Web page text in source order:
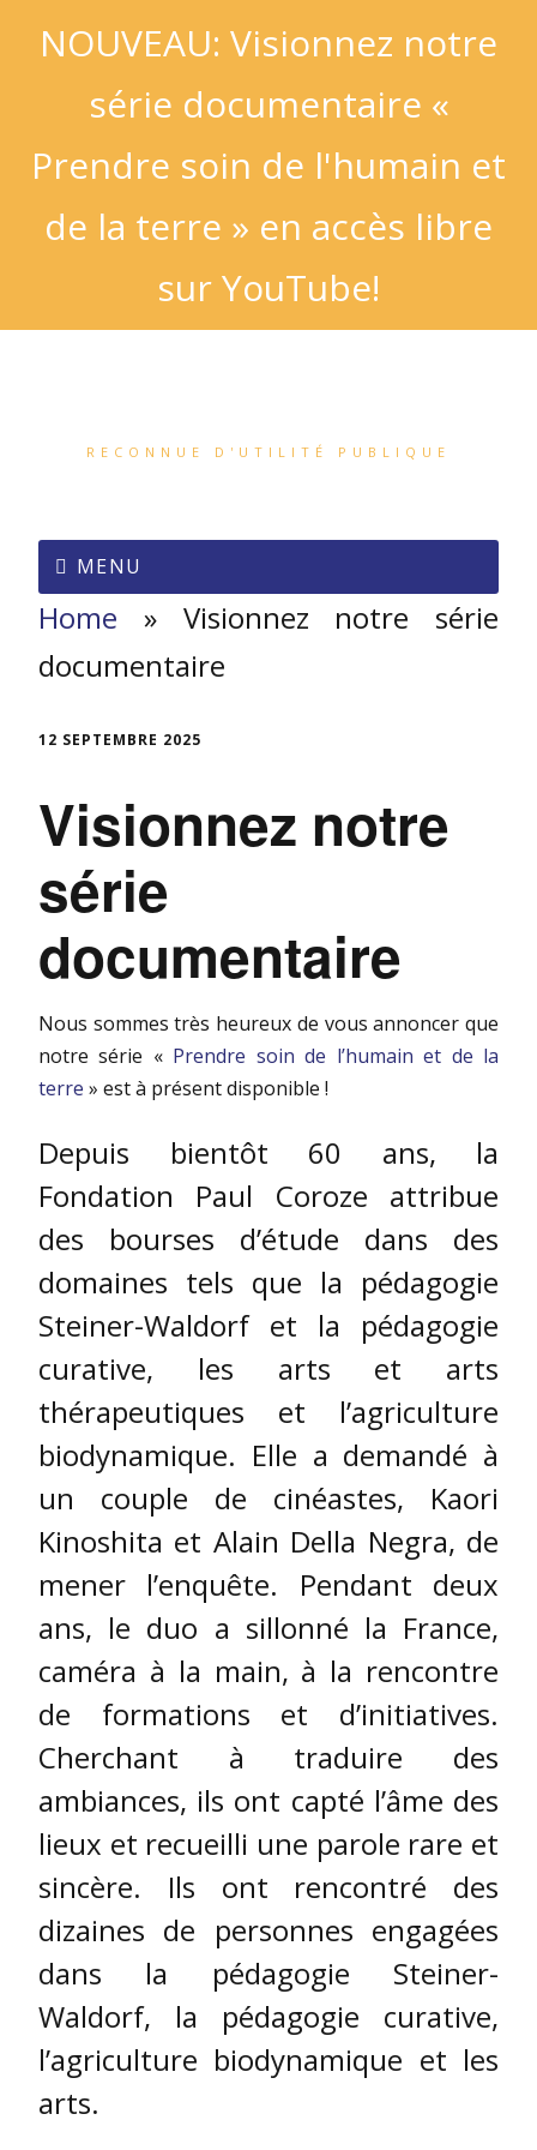
NOUVEAU: Visionnez notre
série documentaire «
Prendre soin de l'humain et
de la terre » en accès libre
sur YouTube!
RECONNUE D'UTILITÉ PUBLIQUE
MENU
Home » Visionnez notre série
documentaire
12 SEPTEMBRE 2025
Visionnez notre
série
documentaire
Nous sommes très heureux de vous annoncer que
notre série « Prendre soin de l’humain et de la
terre » est à présent disponible !
Depuis bientôt 60 ans, la
Fondation Paul Coroze attribue
des bourses d’étude dans des
domaines tels que la pédagogie
Steiner-Waldorf et la pédagogie
curative, les arts et arts
thérapeutiques et l’agriculture
biodynamique. Elle a demandé à
un couple de cinéastes, Kaori
Kinoshita et Alain Della Negra, de
mener l’enquête. Pendant deux
ans, le duo a sillonné la France,
caméra à la main, à la rencontre
de formations et d’initiatives.
Cherchant à traduire des
ambiances, ils ont capté l’âme des
lieux et recueilli une parole rare et
sincère. Ils ont rencontré des
dizaines de personnes engagées
dans la pédagogie Steiner-
Waldorf, la pédagogie curative,
l’agriculture biodynamique et les
arts.